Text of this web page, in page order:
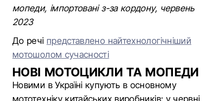
мопеди, імпортовані з-за кордону, червень
2023
До речі представлено найтехнологічніший
мотошолом сучасності
НОВІ МОТОЦИКЛИ ТА МОПЕДИ
Новими в Україні купують в основному
мототехніку китайських виробників: у червні